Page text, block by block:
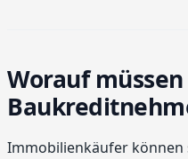
Worauf
Immobilienkäufer